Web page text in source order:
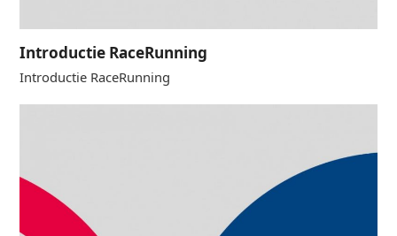
Introductie RaceRunning
Introductie RaceRunning